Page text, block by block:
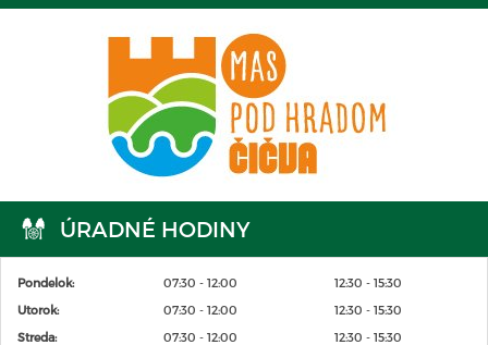
ÚRADNÉ HODINY
Pondelok: 07:30 - 12:00
12:30 - 15:30
Utorok:
07:30 - 12:00
12:30 - 15:30
Streda:
07:30 - 12:00
12:30 - 15:30